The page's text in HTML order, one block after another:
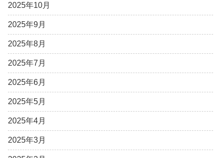
2025年10月
2025年9月
2025年8月
2025年7月
2025年6月
2025年5月
2025年4月
2025年3月